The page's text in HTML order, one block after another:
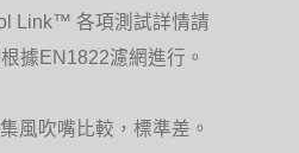
Link™ 各項測試詳情請
據EN1822濾網進行。
風吹嘴比較，標準差。